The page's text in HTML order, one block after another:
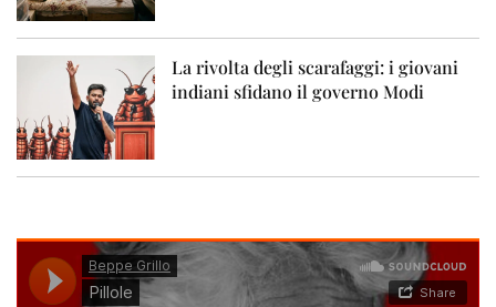
La rivolta degli scarafaggi: i giovani
indiani sfidano il governo Modi